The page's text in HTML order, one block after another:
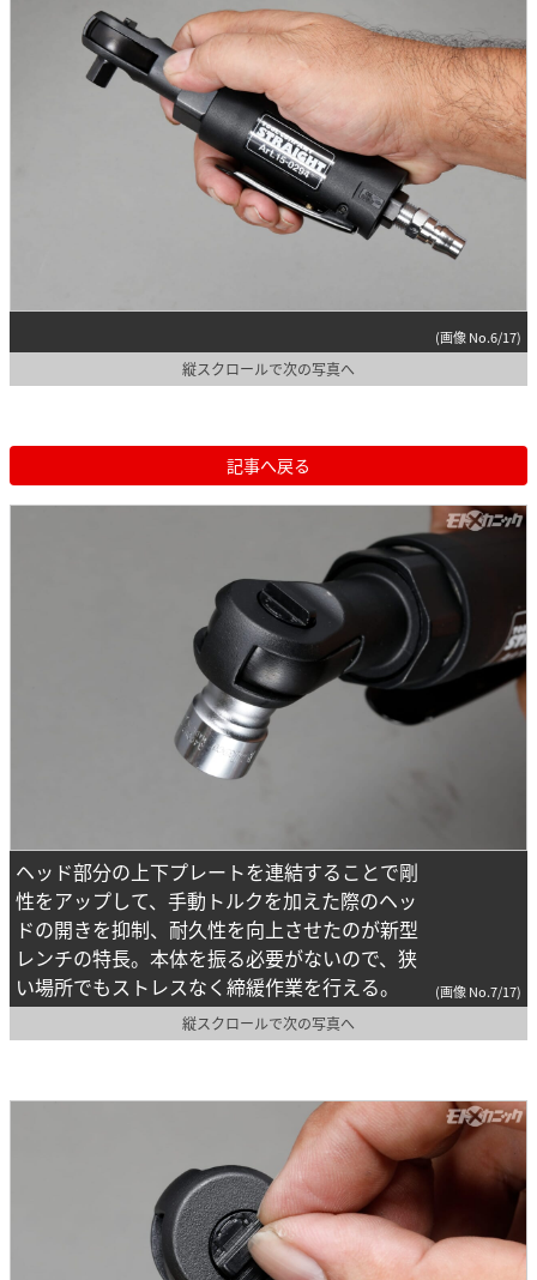
(画像 No.6/17)
縦スクロールで次の写真へ
記事へ戻る
ヘッド部分の上下プレートを連結することで剛
性をアップして、手動トルクを加えた際のヘッ
ドの開きを抑制、耐久性を向上させたのが新型
レンチの特長。本体を振る必要がないので、狭
い場所でもストレスなく締緩作業を行える。
(画像 No.7/17)
縦スクロールで次の写真へ